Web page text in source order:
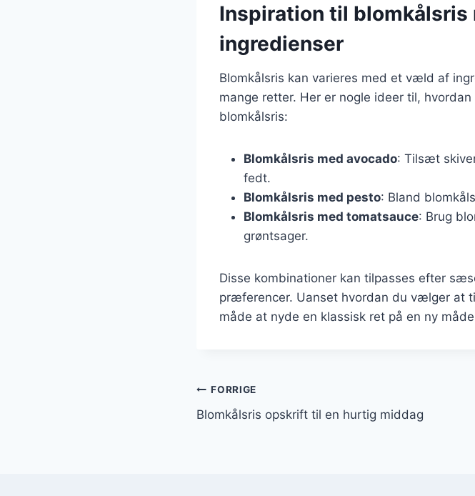
Inspiration til blomkålsris
ingredienser
Blomkålsris kan varieres med et væld af
mange retter. Her er nogle ideer til,
blomkålsris:
Blomkålsris med avocado: Tilsæt
fedt.
Blomkålsris med pesto: Bland
Blomkålsris med tomatsauce: Brug
grøntsager.
Disse kombinationer kan tilpasses efter
præferencer. Uanset hvordan du vælger at
måde at nyde en klassisk ret på en ny
Indlægsnavigation
FORRIGE
Blomkålsris opskrift til en hurtig middag